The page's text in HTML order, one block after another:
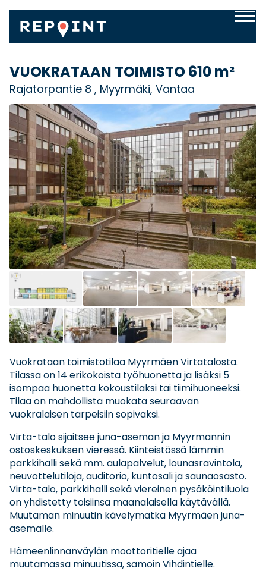
VUOKRATAAN TOIMISTO610 m²
Rajatorpantie 8 , Myyrmäki, Vantaa
Vuokrataan toimistotilaa Myyrmäen Virtatalosta.
Tilassa on 14 erikokoista työhuonetta ja lisäksi 5
isompaa huonetta kokoustilaksi tai tiimihuoneeksi.
Tilaa on mahdollista muokata seuraavan
vuokralaisen tarpeisiin sopivaksi.
Virta-talo sijaitsee juna-aseman ja Myyrmannin
ostoskeskuksen vieressä. Kiinteistössä lämmin
parkkihalli sekä mm. aulapalvelut, lounasravintola,
neuvottelutiloja, auditorio, kuntosali ja saunaosasto.
Virta-talo, parkkihalli sekä viereinen pysäköintiluola
on yhdistetty toisiinsa maanalaisella käytävällä.
Muutaman minuutin kävelymatka Myyrmäen juna-
asemalle.
Hämeenlinnanväylän moottoritielle ajaa
muutamassa minuutissa, samoin Vihdintielle.